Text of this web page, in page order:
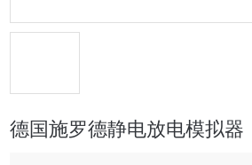
德国施罗德静电放电模拟器